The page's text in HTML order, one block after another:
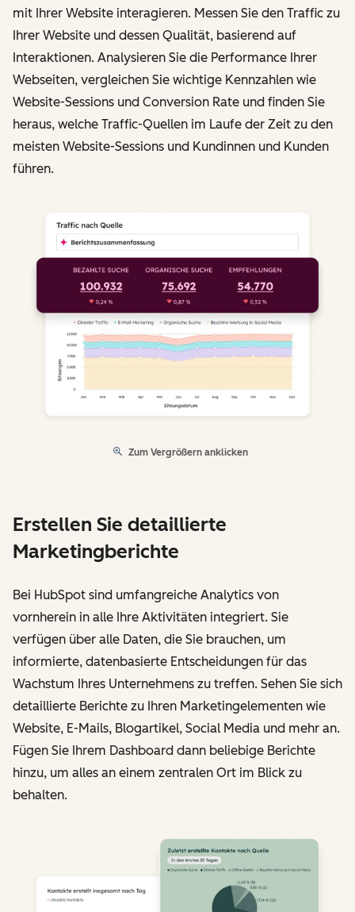
mit Ihrer Website interagieren. Messen Sie den Traffic zu
Ihrer Website und dessen Qualität, basierend auf
Interaktionen. Analysieren Sie die Performance Ihrer
Webseiten, vergleichen Sie wichtige Kennzahlen wie
Website-Sessions und Conversion Rate und finden Sie
heraus, welche Traffic-Quellen im Laufe der Zeit zu den
meisten Website-Sessions und Kundinnen und Kunden
führen.
Zum Vergrößern anklicken
Erstellen Sie detaillierte
Marketingberichte
Bei HubSpot sind umfangreiche Analytics von
vornherein in alle Ihre Aktivitäten integriert. Sie
verfügen über alle Daten, die Sie brauchen, um
informierte, datenbasierte Entscheidungen für das
Wachstum Ihres Unternehmens zu treffen. Sehen Sie sich
detaillierte Berichte zu Ihren Marketingelementen wie
Website, E-Mails, Blogartikel, Social Media und mehr an.
Fügen Sie Ihrem Dashboard dann beliebige Berichte
hinzu, um alles an einem zentralen Ort im Blick zu
behalten.